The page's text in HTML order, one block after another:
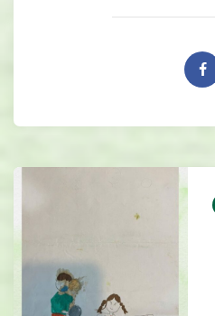
Post
navigation